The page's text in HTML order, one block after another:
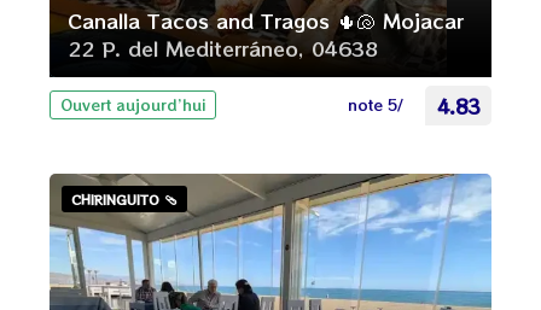
Canalla Tacos and Tragos 🌵🐚 Mojacar
22 P. del Mediterráneo, 04638
Ouvert aujourd’hui note 5/ 4.83
CHIRINGUITO 🩴